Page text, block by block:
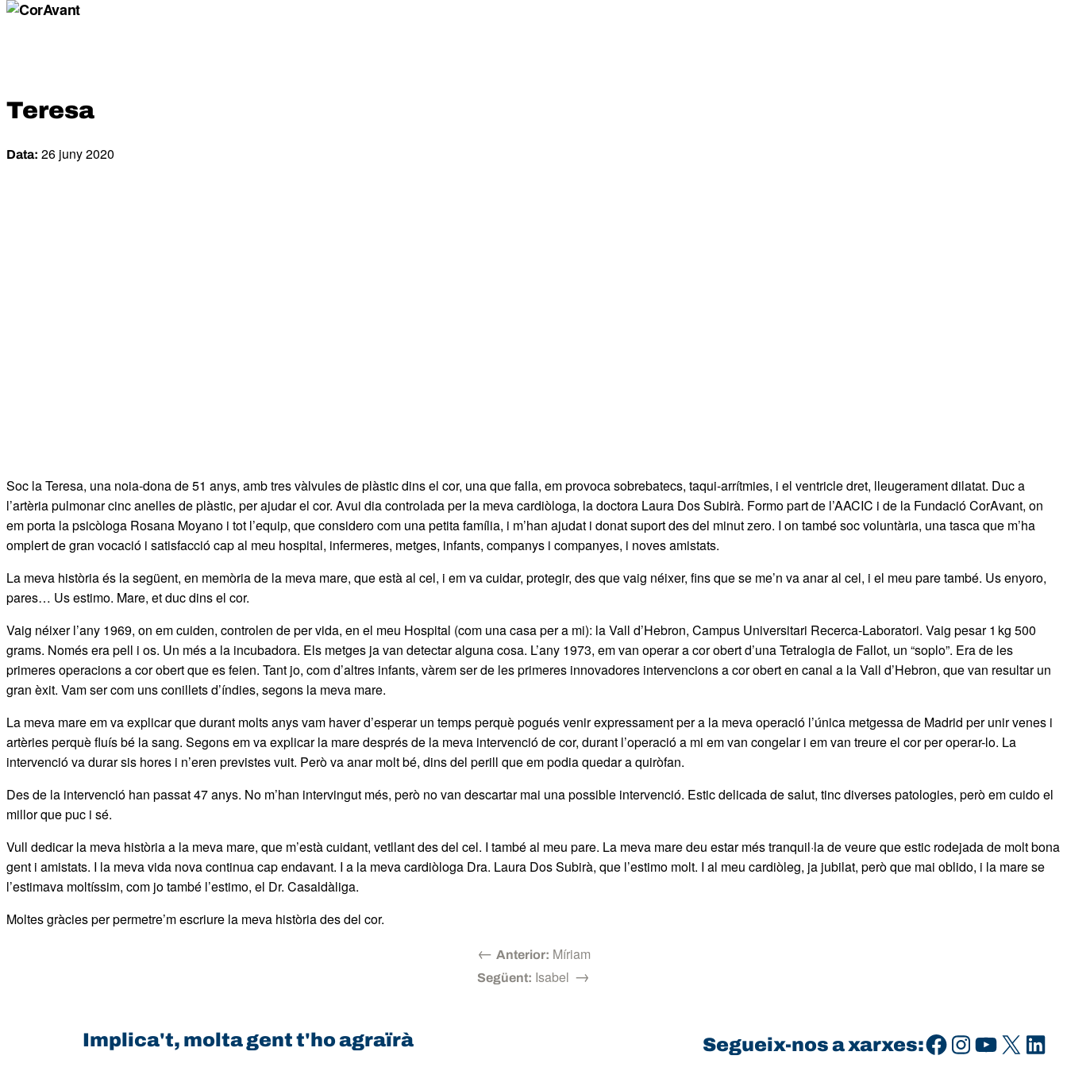
Teresa
Data: 26 juny 2020
Soc la Teresa, una noia-dona de 51 anys, amb tres vàlvules de plàstic dins el cor, una que falla, em provoca sobrebatecs, taqui-arrítmies, i el ventricle dret, lleugerament dilatat. Duc a
l’artèria pulmonar cinc anelles de plàstic, per ajudar el cor. Avui dia controlada per la meva cardiòloga, la doctora Laura Dos Subirà. Formo part de l’AACIC i de la Fundació CorAvant, on
em porta la psicòloga Rosana Moyano i tot l’equip, que considero com una petita família, i m’han ajudat i donat suport des del minut zero. I on també soc voluntària, una tasca que m’ha
omplert de gran vocació i satisfacció cap al meu hospital, infermeres, metges, infants, companys i companyes, i noves amistats.
La meva història és la següent, en memòria de la meva mare, que està al cel, i em va cuidar, protegir, des que vaig néixer, fins que se me’n va anar al cel, i el meu pare també. Us enyoro,
pares… Us estimo. Mare, et duc dins el cor.
Vaig néixer l’any 1969, on em cuiden, controlen de per vida, en el meu Hospital (com una casa per a mi): la Vall d’Hebron, Campus Universitari Recerca-Laboratori. Vaig pesar 1 kg 500
grams. Només era pell i os. Un més a la incubadora. Els metges ja van detectar alguna cosa. L’any 1973, em van operar a cor obert d’una Tetralogia de Fallot, un “soplo”. Era de les
primeres operacions a cor obert que es feien. Tant jo, com d’altres infants, vàrem ser de les primeres innovadores intervencions a cor obert en canal a la Vall d’Hebron, que van resultar un
gran èxit. Vam ser com uns conillets d’índies, segons la meva mare.
La meva mare em va explicar que durant molts anys vam haver d’esperar un temps perquè pogués venir expressament per a la meva operació l’única metgessa de Madrid per unir venes i
artèries perquè fluís bé la sang. Segons em va explicar la mare després de la meva intervenció de cor, durant l’operació a mi em van congelar i em van treure el cor per operar-lo. La
intervenció va durar sis hores i n’eren previstes vuit. Però va anar molt bé, dins del perill que em podia quedar a quiròfan.
Des de la intervenció han passat 47 anys. No m’han intervingut més, però no van descartar mai una possible intervenció. Estic delicada de salut, tinc diverses patologies, però em cuido el
millor que puc i sé.
Vull dedicar la meva història a la meva mare, que m’està cuidant, vetllant des del cel. I també al meu pare. La meva mare deu estar més tranquil·la de veure que estic rodejada de molt bona
gent i amistats. I la meva vida nova continua cap endavant. I a la meva cardiòloga Dra. Laura Dos Subirà, que l’estimo molt. I al meu cardiòleg, ja jubilat, però que mai oblido, i la mare se
l’estimava moltíssim, com jo també l’estimo, el Dr. Casaldàliga.
Moltes gràcies per permetre’m escriure la meva història des del cor.
← Anterior: Míriam
Següent: Isabel →
Implica't, molta gent t'ho agraïrà Segueix-nos a xarxes:Facebook Instagram YouTube X LinkedIn